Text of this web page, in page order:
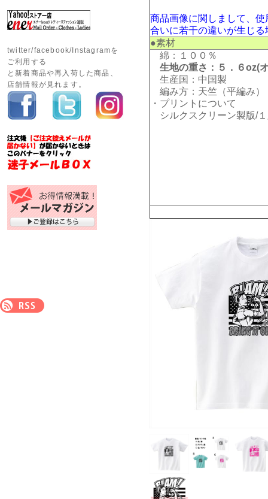
商品画像に関しまして、
合いに若干の違いが生じ
●素材
綿：１００％
生地の重さ：５．６oz(
生産国：中国製
編み方：天竺（平編み）
・プリントについて
シルクスクリーン製版/
twitter/facebook/Instagramを
ご利用する
と新着商品や再入荷した商品、
店舗情報が見れます。